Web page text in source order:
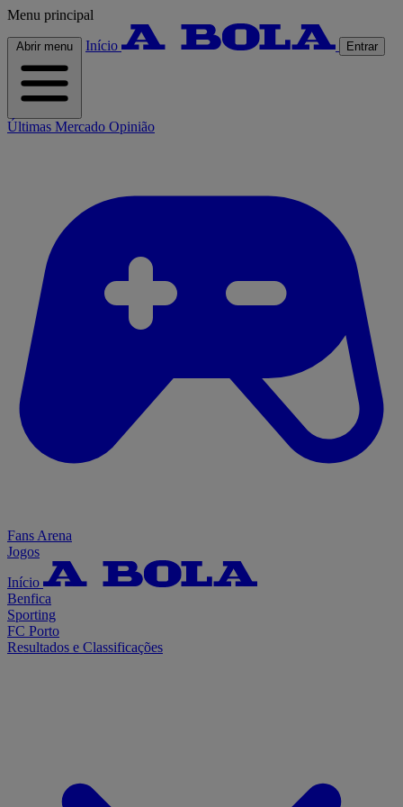
Menu principal
Abrir menu Início Entrar
Últimas Mercado Opinião
Fans Arena
Jogos
Início
Benfica
Sporting
FC Porto
Resultados e Classificações